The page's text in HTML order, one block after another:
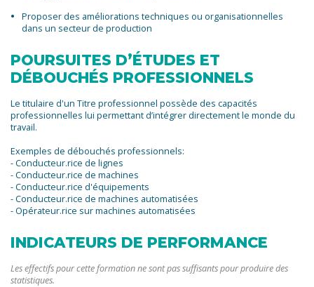
Proposer des améliorations techniques ou organisationnelles
dans un secteur de production
POURSUITES D’ÉTUDES ET
DÉBOUCHÉS PROFESSIONNELS
Le titulaire d'un Titre professionnel possède des capacités
professionnelles lui permettant d’intégrer directement le monde du
travail.
Exemples de débouchés professionnels:
- Conducteur.rice de lignes
- Conducteur.rice de machines
- Conducteur.rice d'équipements
- Conducteur.rice de machines automatisées
- Opérateur.rice sur machines automatisées
INDICATEURS DE PERFORMANCE
Les effectifs pour cette formation ne sont pas suffisants pour produire des
statistiques.